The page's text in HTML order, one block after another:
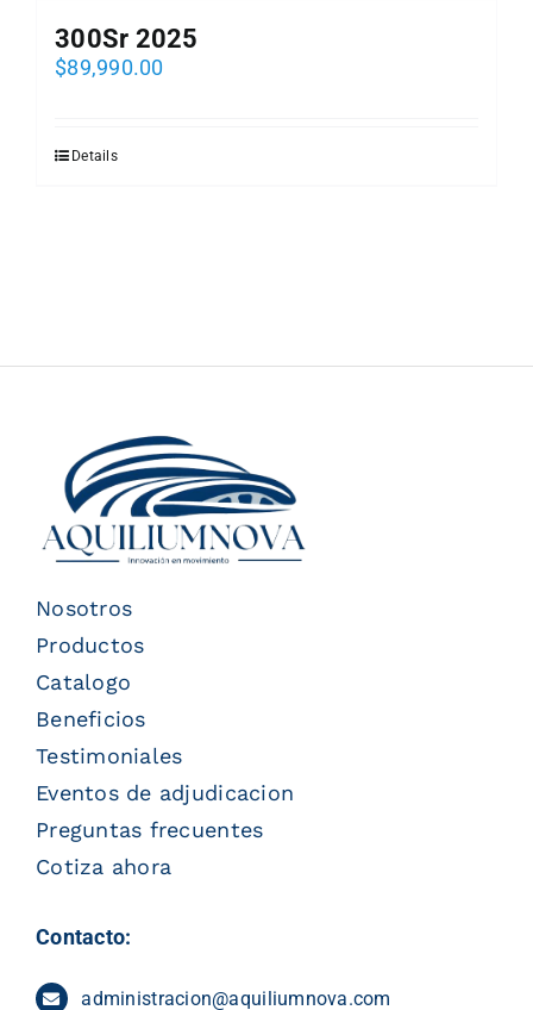
300Sr 2025
$89,990.00
Details
Nosotros
Productos
Catalogo
Beneficios
Testimoniales
Eventos de adjudicacion
Preguntas frecuentes
Cotiza ahora
Contacto:
administracion@aquiliumnova.com